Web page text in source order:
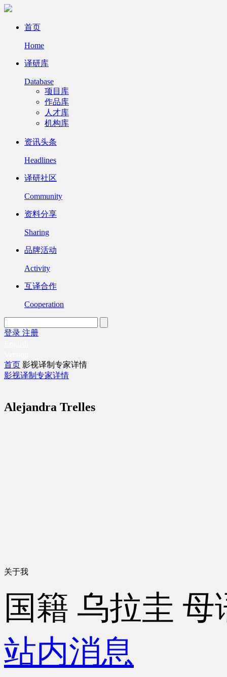
首页
Home
译研库
Database
项目库
作品库
人才库
机构库
资讯头条
Headlines
译研社区
Community
资料分享
Sharing
品牌活动
Activity
互译合作
Cooperation
登录 注册
首页 影视译制专家详情
影视译制专家详情
Alejandra Trelles
关于我
国籍 乌拉圭 母
站内消息